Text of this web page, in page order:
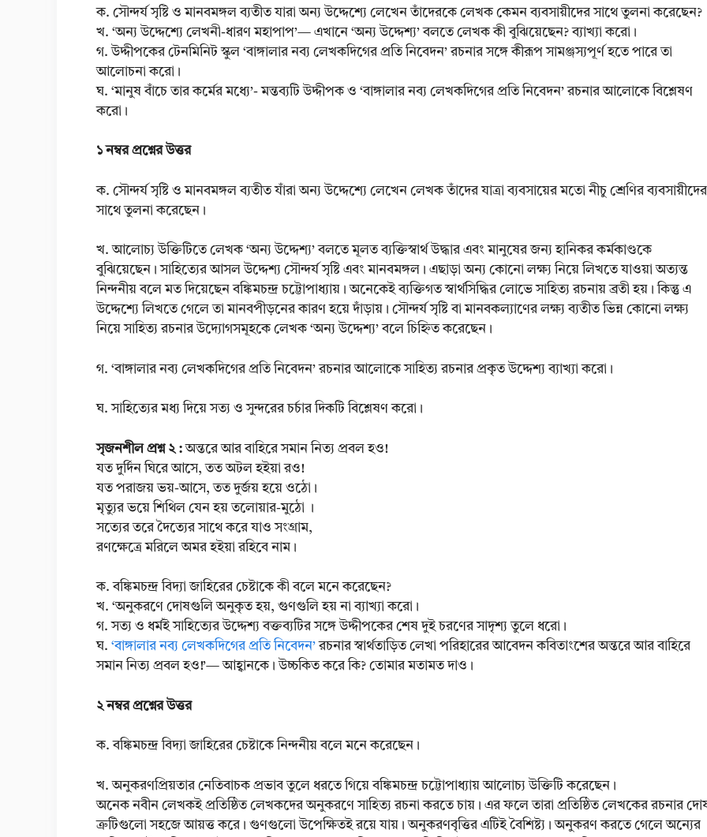
ক. সৌন্দর্য সৃষ্টি ও মানবমঙ্গল ব্যতীত যারা অন্য উদ্দেশ্যে লেখেন তাঁদেরকে লেখক কেমন ব্যবসায়ীদের সাথে তুলনা করেছেন?
খ. ‘অন্য উদ্দেশ্যে লেখনী-ধারণ মহাপাপ’— এখানে ‘অন্য উদ্দেশ্য’ বলতে লেখক কী বুঝিয়েছেন? ব্যাখ্যা করো।
গ. উদ্দীপকের টেনমিনিট স্কুল ‘বাঙ্গালার নব্য লেখকদিগের প্রতি নিবেদন’ রচনার সঙ্গে কীরূপ সামঞ্জস্যপূর্ণ হতে পারে তা
আলোচনা করো।
ঘ. ‘মানুষ বাঁচে তার কর্মের মধ্যে’- মন্তব্যটি উদ্দীপক ও ‘বাঙ্গালার নব্য লেখকদিগের প্রতি নিবেদন’ রচনার আলোকে বিশ্লেষণ
করো।
১ নম্বর প্রশ্নের উত্তর
ক. সৌন্দর্য সৃষ্টি ও মানবমঙ্গল ব্যতীত যাঁরা অন্য উদ্দেশ্যে লেখেন লেখক তাঁদের যাত্রা ব্যবসায়ের মতো নীচু শ্রেণির ব্যবসায়ীদের
সাথে তুলনা করেছেন।
খ. আলোচ্য উক্তিটিতে লেখক ‘অন্য উদ্দেশ্য’ বলতে মূলত ব্যক্তিস্বার্থ উদ্ধার এবং মানুষের জন্য হানিকর কর্মকাণ্ডকে
বুঝিয়েছেন। সাহিত্যের আসল উদ্দেশ্য সৌন্দর্য সৃষ্টি এবং মানবমঙ্গল। এছাড়া অন্য কোনো লক্ষ্য নিয়ে লিখতে যাওয়া অত্যন্ত
নিন্দনীয় বলে মত দিয়েছেন বঙ্কিমচন্দ্র চট্টোপাধ্যায়। অনেকেই ব্যক্তিগত স্বার্থসিদ্ধির লোভে সাহিত্য রচনায় ব্রতী হয়। কিন্তু এ
উদ্দেশ্যে লিখতে গেলে তা মানবপীড়নের কারণ হয়ে দাঁড়ায়। সৌন্দর্য সৃষ্টি বা মানবকল্যাণের লক্ষ্য ব্যতীত ভিন্ন কোনো লক্ষ্য
নিয়ে সাহিত্য রচনার উদ্যোগসমূহকে লেখক ‘অন্য উদ্দেশ্য’ বলে চিহ্নিত করেছেন।
গ. ‘বাঙ্গালার নব্য লেখকদিগের প্রতি নিবেদন’ রচনার আলোকে সাহিত্য রচনার প্রকৃত উদ্দেশ্য ব্যাখ্যা করো।
ঘ. সাহিত্যের মধ্য দিয়ে সত্য ও সুন্দরের চর্চার দিকটি বিশ্লেষণ করো।
সৃজনশীল প্রশ্ন ২ :অন্তরে আর বাহিরে সমান নিত্য প্রবল হও!
যত দুর্দিন ঘিরে আসে, তত অটল হইয়া রও!
যত পরাজয় ভয়-আসে, তত দুর্জয় হয়ে ওঠো।
মৃত্যুর ভয়ে শিথিল যেন হয় তলোয়ার-মুঠো ।
সত্যের তরে দৈত্যের সাথে করে যাও সংগ্রাম,
রণক্ষেত্রে মরিলে অমর হইয়া রহিবে নাম।
ক. বঙ্কিমচন্দ্র বিদ্যা জাহিরের চেষ্টাকে কী বলে মনে করেছেন?
খ. ‘অনুকরণে দোষগুলি অনুকৃত হয়, গুণগুলি হয় না ব্যাখ্যা করো।
গ. সত্য ও ধর্মই সাহিত্যের উদ্দেশ্য বক্তব্যটির সঙ্গে উদ্দীপকের শেষ দুই চরণের সাদৃশ্য তুলে ধরো।
ঘ. ‘বাঙ্গালার নব্য লেখকদিগের প্রতি নিবেদন’রচনার স্বার্থতাড়িত লেখা পরিহারের আবেদন কবিতাংশের অন্তরে আর বাহিরে
সমান নিত্য প্রবল হও!’— আহ্বানকে। উচ্চকিত করে কি? তোমার মতামত দাও।
২ নম্বর প্রশ্নের উত্তর
ক. বঙ্কিমচন্দ্র বিদ্যা জাহিরের চেষ্টাকে নিন্দনীয় বলে মনে করেছেন।
খ. অনুকরণপ্রিয়তার নেতিবাচক প্রভাব তুলে ধরতে গিয়ে বঙ্কিমচন্দ্র চট্টোপাধ্যায় আলোচ্য উক্তিটি করেছেন।
অনেক নবীন লেখকই প্রতিষ্ঠিত লেখকদের অনুকরণে সাহিত্য রচনা করতে চায়। এর ফলে তারা প্রতিষ্ঠিত লেখকের রচনার
ত্রুটিগুলো সহজে আয়ত্ত করে। গুণগুলো উপেক্ষিতই রয়ে যায়। অনুকরণবৃত্তির এটিই বৈশিষ্ট্য। অনুকরণ করতে গেলে অন্যের